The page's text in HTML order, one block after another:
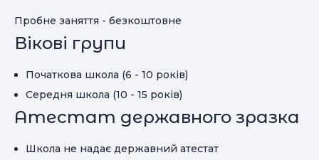
Пробне заняття - безкоштовне
Вікові групи
Початкова школа (6 - 10 років)
Середня школа (10 - 15 років)
Атестат державного зразка
Школа не надає державний атестат